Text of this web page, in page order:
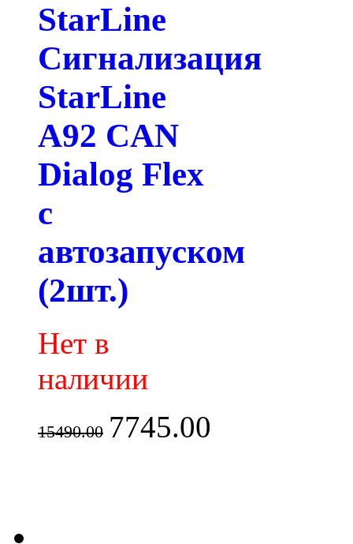
StarLine
Сигнализация
StarLine
A92 CAN
Dialog Flex
с
автозапуском
(2шт.)
Нет в
наличии
15490.00 7745.00